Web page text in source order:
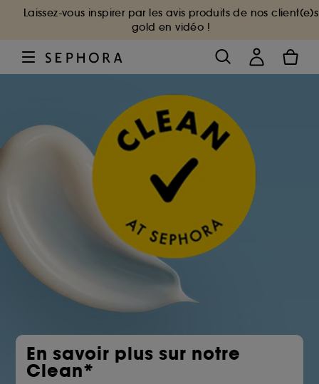
Laissez-vous inspirer par les avis produits de nos client(e)s
gold en vidéo !
En savoir plus sur notre
Clean*